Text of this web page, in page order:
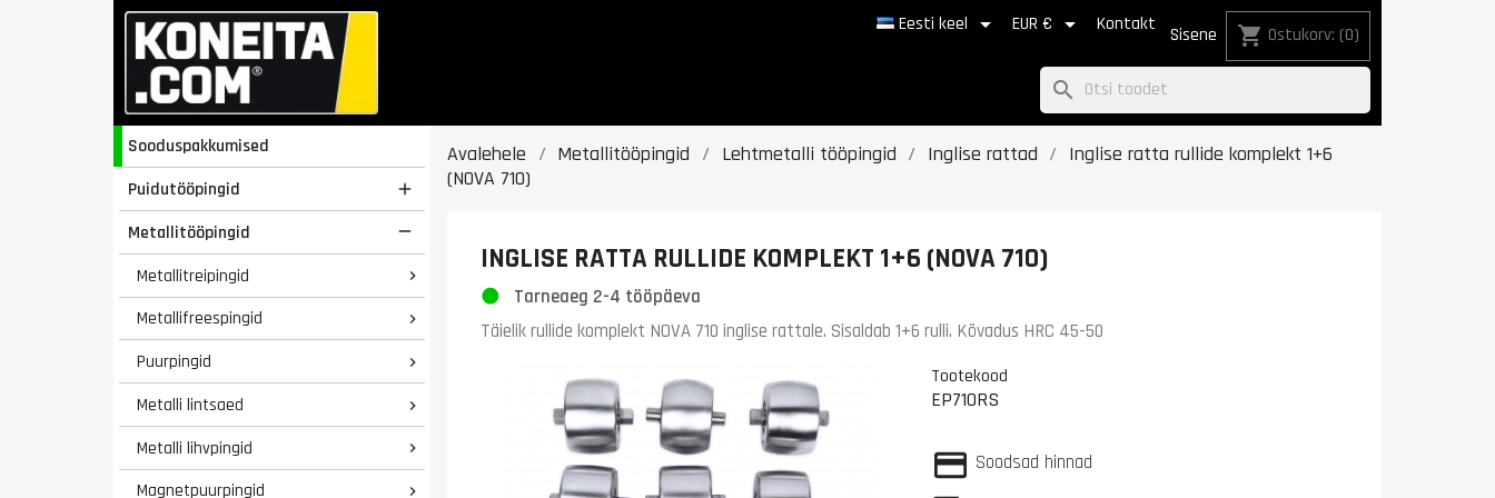
Eesti keel  EUR €  Kontakt Sisene shopping_cart Ostukorv: (0)
search
Sooduspakkumised
Puidutööpingid

Metallitööpingid 
Metallitreipingid 
Metallifreespingid 
Puurpingid 
Metalli lintsaed 
Metalli lihvpingid 
Magnetpuurpingid 
Avalehele Metallitööpingid Lehtmetalli tööpingid Inglise rattad
Inglise ratta rullide komplekt 1+6
(NOVA 710)
INGLISE RATTA RULLIDE KOMPLEKT 1+6 (NOVA 710)
Tarneaeg 2-4 tööpäeva
Täielik rullide komplekt NOVA 710 inglise rattale. Sisaldab 1+6 rulli. Kõvadus HRC 45-50
Tootekood
EP710RS
Soodsad hinnad